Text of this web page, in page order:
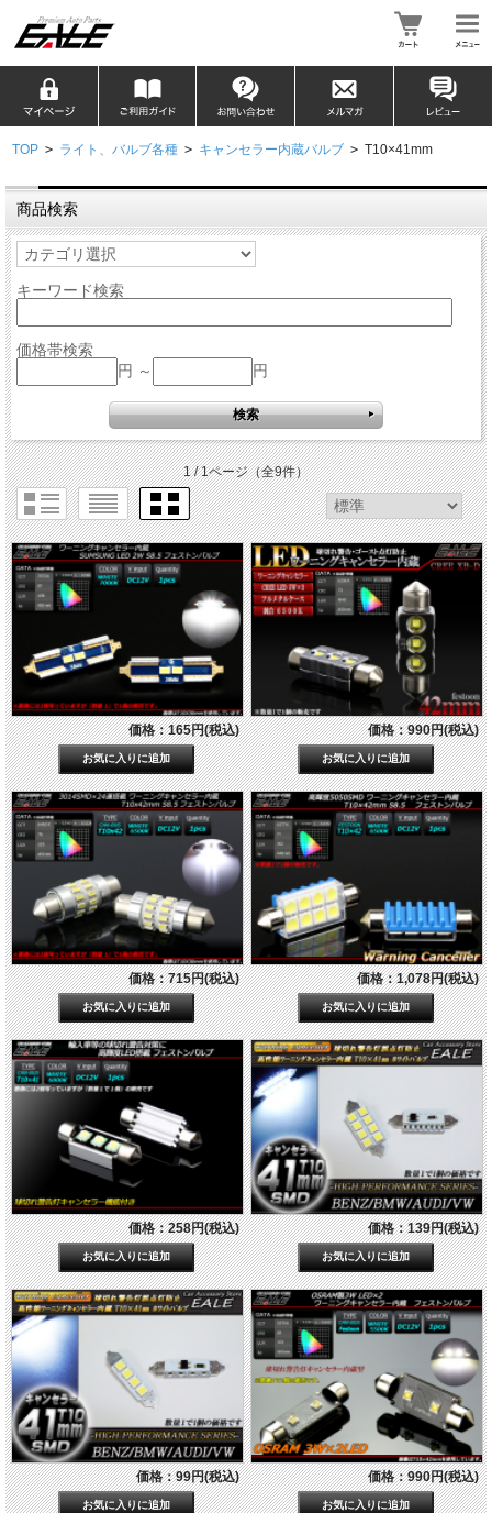
TOP > ライト、バルブ各種 > キャンセラー内蔵バルブ > T10×41mm
商品検索
キーワード検索
価格帯検索
円 ～
円
1 / 1ページ（全9件）
価格：165円(税込) 価格：990円(税込)
価格：715円(税込) 価格：1,078円(税込)
価格：258円(税込) 価格：139円(税込)
価格：99円(税込) 価格：990円(税込)